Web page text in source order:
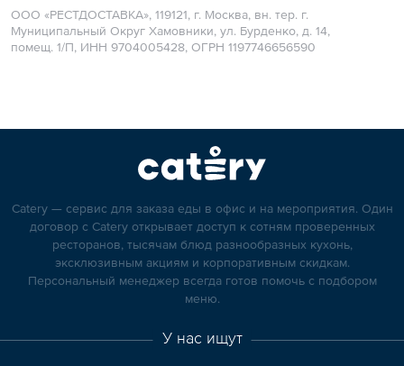
ООО «РЕСТДОСТАВКА», 119121, г. Москва, вн. тер. г.
Муниципальный Округ Хамовники, ул. Бурденко, д. 14,
помещ. 1/П, ИНН 9704005428, ОГРН 1197746656590
Catery — сервис для заказа еды в офис и на мероприятия. Один
договор с Catery открывает доступ к сотням проверенных
ресторанов, тысячам блюд разнообразных кухонь,
эксклюзивным акциям и корпоративным скидкам.
Персональный менеджер всегда готов помочь с подбором
меню.
У нас ищут